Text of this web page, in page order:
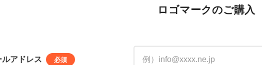
ロゴマークのご購入
ルアドレス